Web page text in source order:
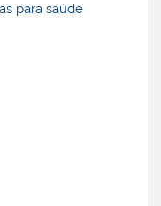
para saúde